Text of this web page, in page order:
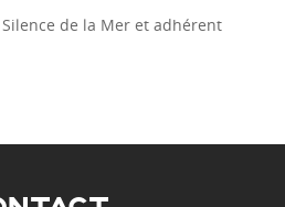
de la Mer et adhérent